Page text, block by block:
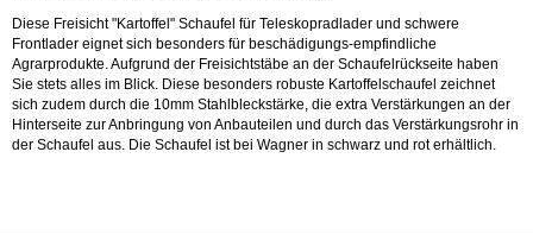
Diese Freisicht "Kartoffel" Schaufel für Teleskopradlader und schwere
Frontlader eignet sich besonders für beschädigungs-empfindliche
Agrarprodukte. Aufgrund der Freisichtstäbe an der Schaufelrückseite haben
Sie stets alles im Blick. Diese besonders robuste Kartoffelschaufel zeichnet
sich zudem durch die 10mm Stahlbleckstärke, die extra Verstärkungen an der
Hinterseite zur Anbringung von Anbauteilen und durch das Verstärkungsrohr in
der Schaufel aus. Die Schaufel ist bei Wagner in schwarz und rot erhältlich.